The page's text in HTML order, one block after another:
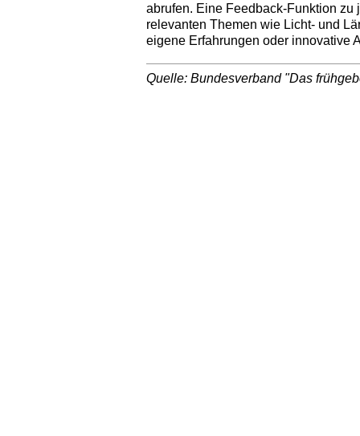
abrufen. Eine Feedback-Funktion
relevanten Themen wie Licht- und
eigene Erfahrungen oder innovative
Quelle: Bundesverband "Das